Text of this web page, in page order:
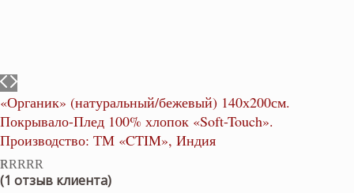
«Органик» (натуральный/бежевый) 140х200см.
Покрывало-Плед 100% хлопок «Soft-Touch».
Производство: ТМ «CTIM», Индия
Рейтинг
1
(1 отзыв клиента)